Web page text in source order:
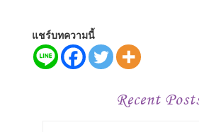
แชร์บทความนี้
Recent